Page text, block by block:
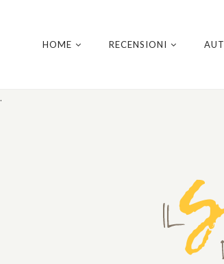
.
HOME RECENSIONI